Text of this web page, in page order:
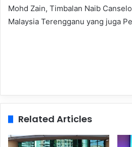
Mohd Zain, Timbalan Naib
Malaysia Terengganu yang juga
Related Articles